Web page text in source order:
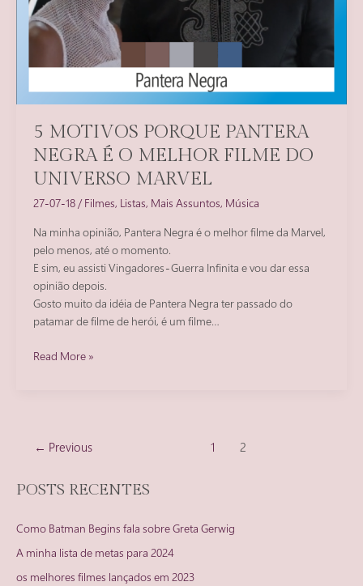
5 MOTIVOS PORQUE PANTERA
NEGRA É O MELHOR FILME DO
UNIVERSO MARVEL
27-07-18 /Filmes, Listas, Mais Assuntos, Música
Na minha opinião, Pantera Negra é o melhor filme da Marvel,
pelo menos, até o momento.
E sim, eu assisti Vingadores - Guerra Infinita e vou dar essa
opinião depois.
Gosto muito da idéia de Pantera Negra ter passado do
patamar de filme de herói, é um filme…
5
filme
Universo
Marvel
Read More »
Paginação
← Previous 1 2
POSTS RECENTES
Como Batman Begins fala sobre Greta Gerwig
A minha lista de metas para 2024
os melhores filmes lançados em 2023